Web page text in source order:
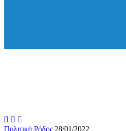
  
Πολιτική Ρόδος 28/01/2022